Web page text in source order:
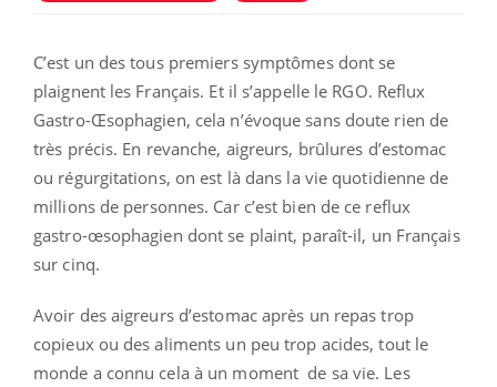
C’est un des tous premiers symptômes dont se
plaignent les Français. Et il s’appelle le RGO. Reflux
Gastro-Œsophagien, cela n’évoque sans doute rien de
très précis. En revanche, aigreurs, brûlures d’estomac
ou régurgitations, on est là dans la vie quotidienne de
millions de personnes. Car c’est bien de ce reflux
gastro-œsophagien dont se plaint, paraît-il, un Français
sur cinq.
Avoir des aigreurs d’estomac après un repas trop
copieux ou des aliments un peu trop acides, tout le
monde a connu cela à un moment de sa vie. Les